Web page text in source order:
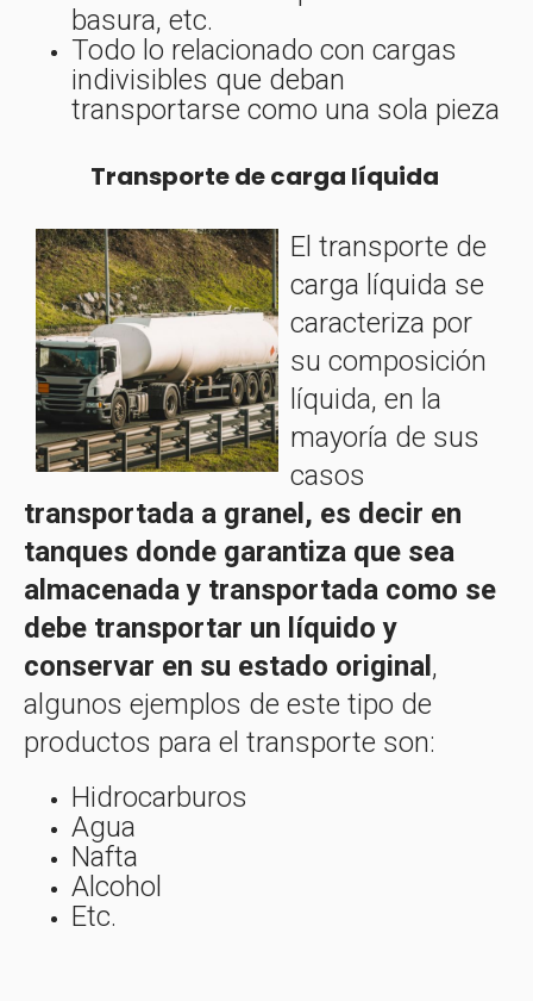
basura, etc.
Todo lo relacionado con cargas
indivisibles que deban
transportarse como una sola pieza
Transporte de carga líquida
El transporte de
carga líquida se
caracteriza por
su composición
líquida, en la
mayoría de sus
casos
transportada a granel, es decir en
tanques donde garantiza que sea
almacenada y transportada como se
debe transportar un líquido y
conservar en su estado original ,
algunos ejemplos de este tipo de
productos para el transporte son:
Hidrocarburos
Agua
Nafta
Alcohol
Etc.